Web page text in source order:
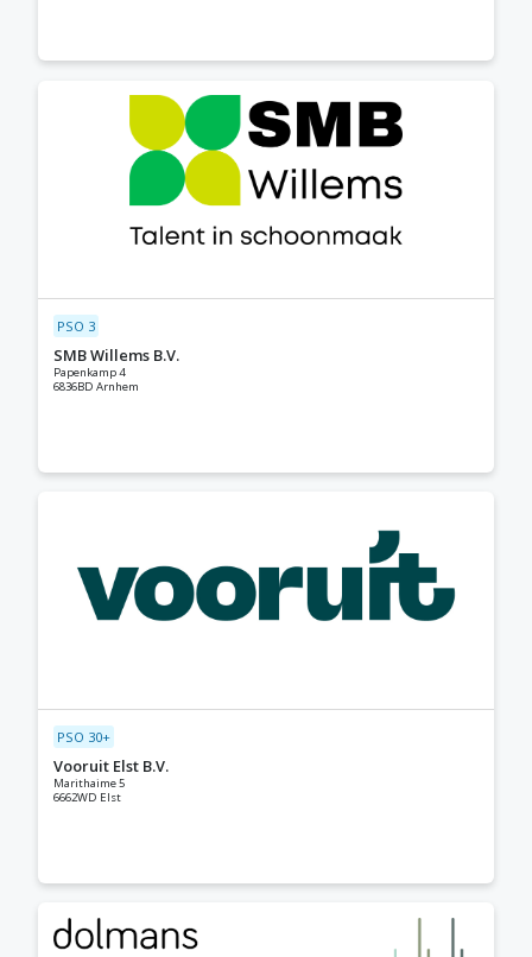
PSO 3
SMB Willems B.V.
Papenkamp 4
6836BD Arnhem
PSO 30+
Vooruit Elst B.V.
Marithaime 5
6662WD Elst